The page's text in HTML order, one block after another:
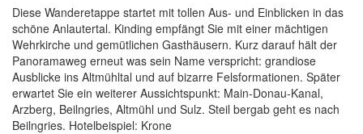
Diese Wanderetappe startet mit tollen Aus- und Einblicken in das
schöne Anlautertal. Kinding empfängt Sie mit einer mächtigen
Wehrkirche und gemütlichen Gasthäusern. Kurz darauf hält der
Panoramaweg erneut was sein Name verspricht: grandiose
Ausblicke ins Altmühltal und auf bizarre Felsformationen. Später
erwartet Sie ein weiterer Aussichtspunkt: Main-Donau-Kanal,
Arzberg, Beilngries, Altmühl und Sulz. Steil bergab geht es nach
Beilngries. Hotelbeispiel: Krone